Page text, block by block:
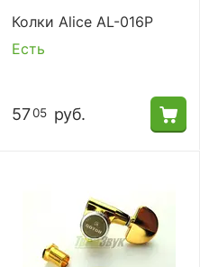
Колки Alice AL-016P
Есть
5705 руб.